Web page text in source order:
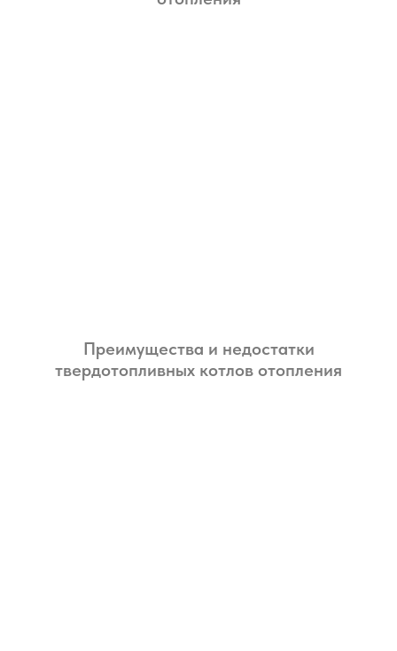
Преимущества и недостатки
твердотопливных котлов отопления